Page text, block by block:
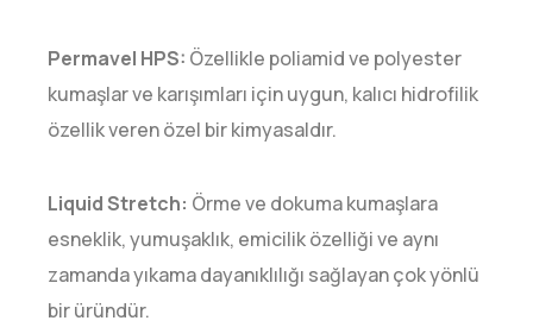
Permavel HPS: Özellikle poliamid ve polyester
kumaşlar ve karışımları için uygun, kalıcı hidrofilik
özellik veren özel bir kimyasaldır.
Liquid Stretch: Örme ve dokuma kumaşlara
esneklik, yumuşaklık, emicilik özelliği ve aynı
zamanda yıkama dayanıklılığı sağlayan çok yönlü
bir üründür.